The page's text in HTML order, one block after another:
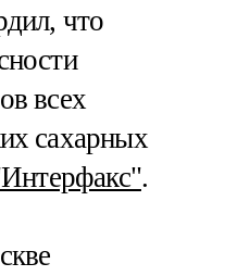
что
всех
сахарных
.